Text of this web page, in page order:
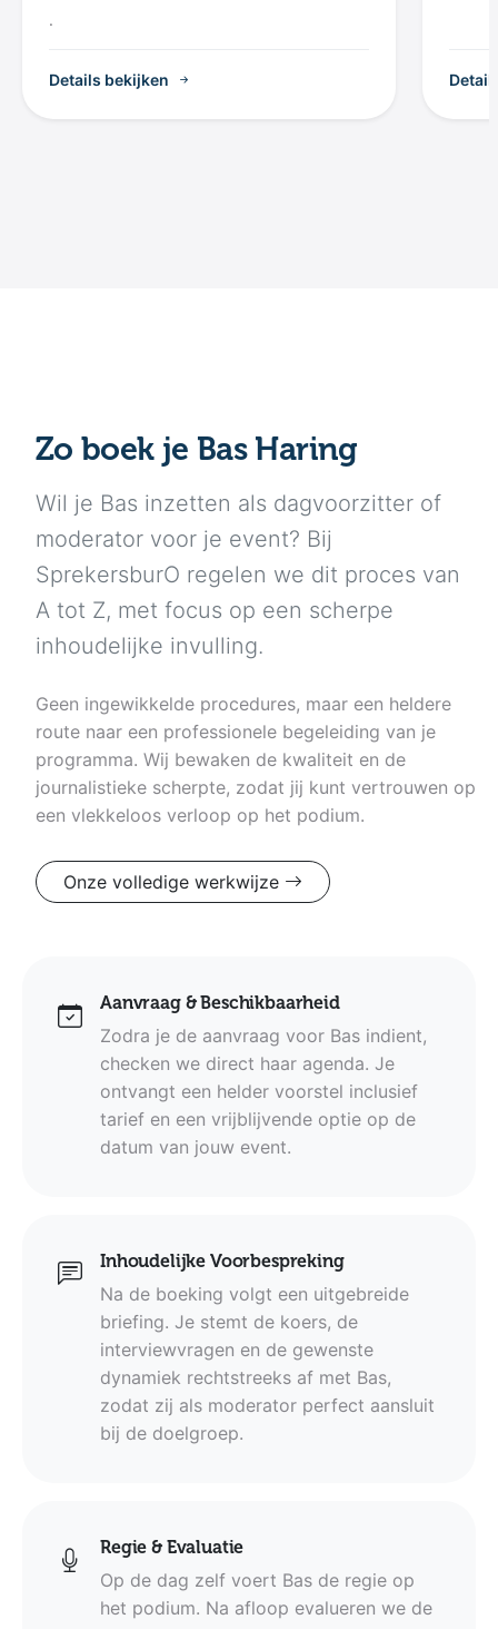
.
Details bekijken
Zo boek je Bas Haring
Wil je Bas inzetten als dagvoorzitter of
moderator voor je event? Bij
SprekersburO regelen we dit proces van
A tot Z, met focus op een scherpe
inhoudelijke invulling.
Geen ingewikkelde procedures, maar een heldere
route naar een professionele begeleiding van je
programma. Wij bewaken de kwaliteit en de
journalistieke scherpte, zodat jij kunt vertrouwen op
een vlekkeloos verloop op het podium.
Onze volledige werkwijze
Aanvraag & Beschikbaarheid
Zodra je de aanvraag voor Bas indient,
checken we direct haar agenda. Je
ontvangt een helder voorstel inclusief
tarief en een vrijblijvende optie op de
datum van jouw event.
Inhoudelijke Voorbespreking
Na de boeking volgt een uitgebreide
briefing. Je stemt de koers, de
interviewvragen en de gewenste
dynamiek rechtstreeks af met Bas,
zodat zij als moderator perfect aansluit
bij de doelgroep.
Regie & Evaluatie
Op de dag zelf voert Bas de regie op
het podium. Na afloop evalueren we de